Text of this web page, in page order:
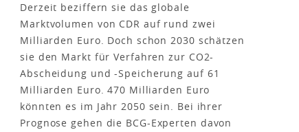
Derzeit beziffern sie das globale
Marktvolumen von CDR auf rund zwei
Milliarden Euro. Doch schon 2030 schätzen
sie den Markt für Verfahren zur CO2-
Abscheidung und -Speicherung auf 61
Milliarden Euro. 470 Milliarden Euro
könnten es im Jahr 2050 sein. Bei ihrer
Prognose gehen die BCG-Experten davon